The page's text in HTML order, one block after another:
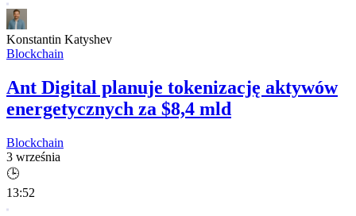
Konstantin Katyshev
Blockchain
Ant Digital planuje tokenizację aktywów
energetycznych za $8,4 mld
Blockchain
3 września
🕒
13:52